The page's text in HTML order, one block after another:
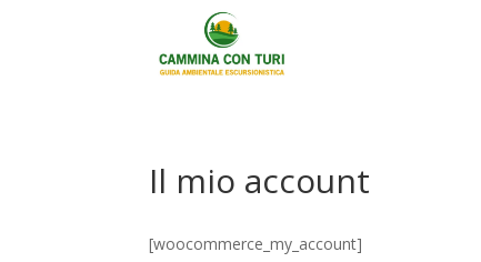
Il mio account
[woocommerce_my_account]